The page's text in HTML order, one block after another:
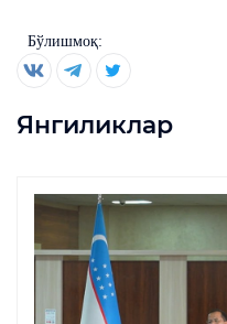
Бўлишмоқ:
Янгиликлар